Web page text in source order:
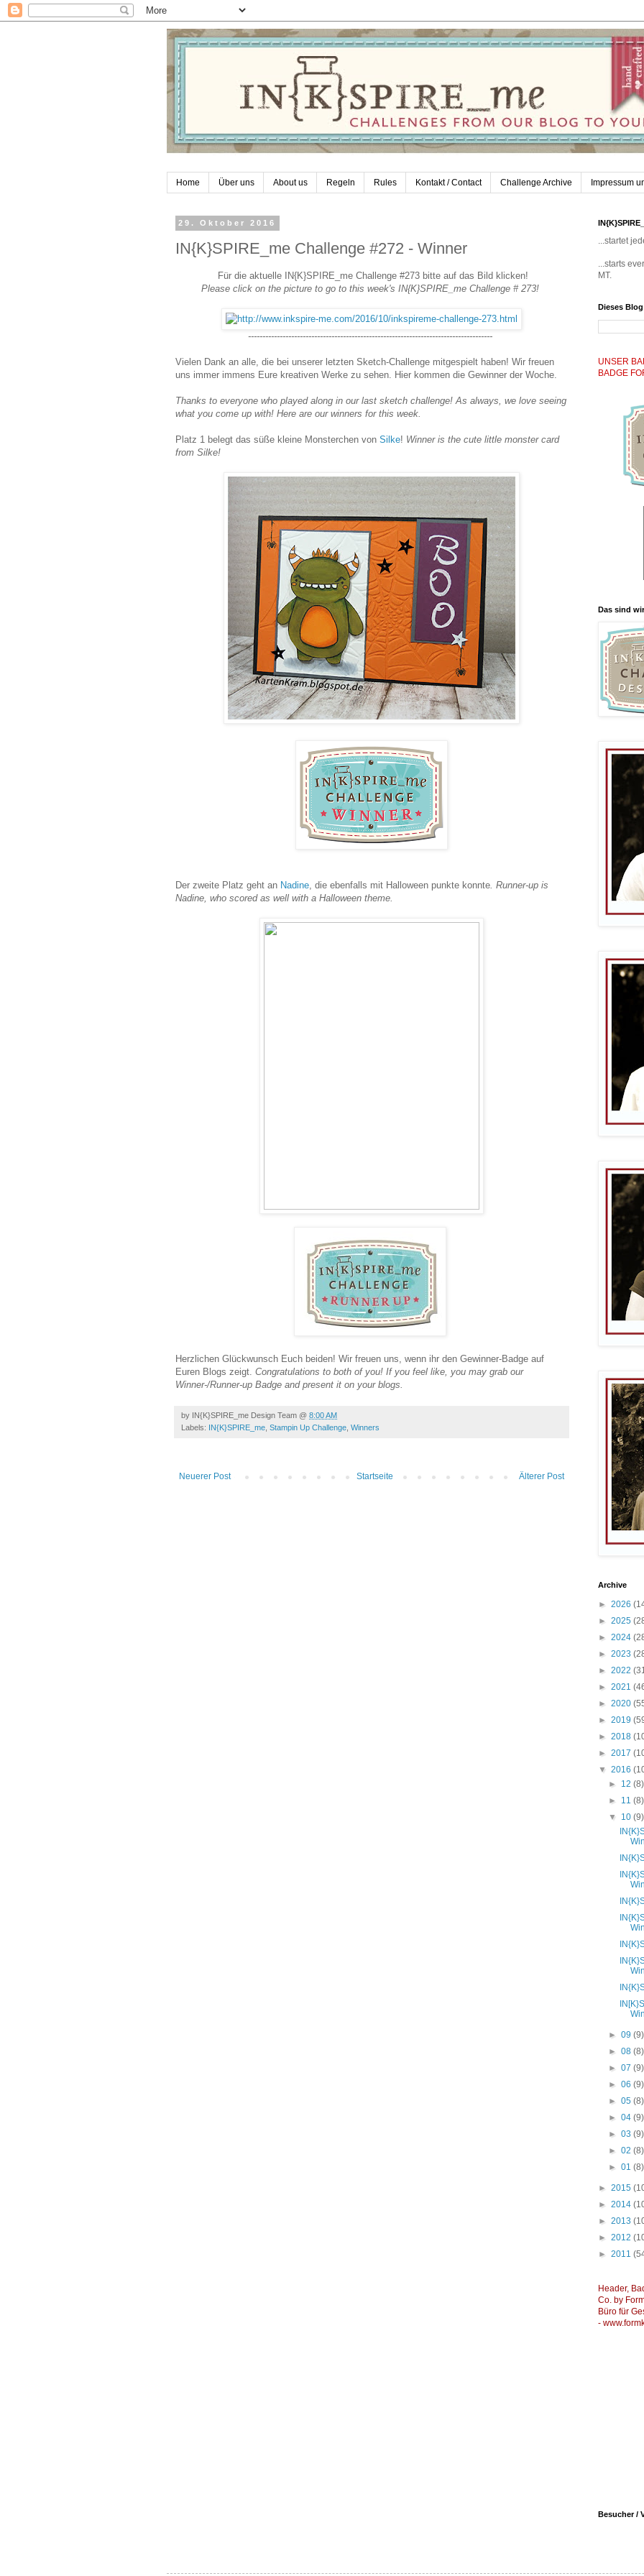
Home Über uns About us Regeln Rules Kontakt / Contact Challenge Archive Impressum
29. Oktober 2016
IN{K}SPIRE_me Challenge #272 - Winner
Für die aktuelle IN{K}SPIRE_me Challenge #273 bitte auf das Bild klicken!
Please click on the picture to go to this week's IN{K}SPIRE_me Challenge # 273!
-------------------------------------------------------------------------------------
Vielen Dank an alle, die bei unserer letzten Sketch-Challenge mitgespielt haben! Wir freuen
uns immer immens Eure kreativen Werke zu sehen. Hier kommen die Gewinner der Woche.
Thanks to everyone who played along in our last sketch challenge! As always, we love seeing
what you come up with! Here are our winners for this week.
Platz 1 belegt das süße kleine Monsterchen von Silke! Winner is the cute little monster card
from Silke!
Der zweite Platz geht an Nadine, die ebenfalls mit Halloween punkte konnte. Runner-up is
Nadine, who scored as well with a Halloween theme.
Herzlichen Glückwunsch Euch beiden! Wir freuen uns, wenn ihr den Gewinner-Badge auf
Euren Blogs zeigt. Congratulations to both of you! If you feel like, you may grab our
Winner-/Runner-up Badge and present it on your blogs.
by IN{K}SPIRE_me Design Team @ 8:00 AM
Labels: IN{K}SPIRE_me Stampin Up Challenge Winners
Neuerer Post Älterer Post
Startseite
...startet
...starts
MT.
Dieses
UNSER
BADGE
Das sind
Archive
► 2026
► 2025
► 2024
► 2023
► 2022
► 2021
► 2020
► 2019
► 2018
► 2017
▼ 2016
► 12(8)
► 11(8)
▼ 10(9)
►09(9)
►08(8)
►07(9)
►06(9)
►05(8)
►04(9)
►03(9)
►02(8)
►01(8)
► 2015
► 2014
► 2013
► 2012
► 2011
Header,
Co. by
Büro für
-
Besucher /